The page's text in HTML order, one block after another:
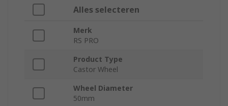
Alles selecteren
Merk
RS PRO
Product Type
Castor Wheel
Wheel Diameter
50mm